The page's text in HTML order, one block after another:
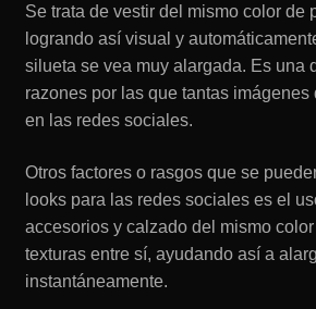
Se trata de vestir del mismo color de
logrando así visual y
silueta se vea muy alargada. Es una
razones por las que tantas imágenes
en las redes sociales.
Otros factores o rasgos que se
looks para las redes sociales es el
accesorios y calzado del mismo
texturas entre sí, ayudando así a
instantáneamente.